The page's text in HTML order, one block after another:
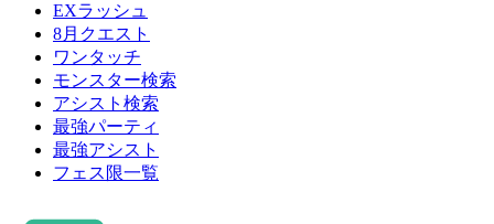
EXラッシュ
8月クエスト
ワンタッチ
モンスター検索
アシスト検索
最強パーティ
最強アシスト
フェス限一覧